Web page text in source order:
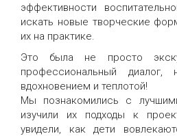
эффективности
искать новые творческие
их на практике.
Это была не просто
профессиональный диалог,
вдохновением и теплотой!
Мы познакомились с
изучили их подходы к
увидели, как дети